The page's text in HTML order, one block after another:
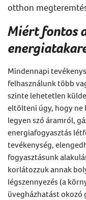
otthon
Miért fontos
Mindennapi
felhasználunk több
szinte lehetetlen
eltölteni úgy, hogy ne
legyen szó áramról,
energiafogyasztás
tevékenység,
fogyasztásunk
korlátozzuk annak
légszennyezés (a
üvegházhatást okozó